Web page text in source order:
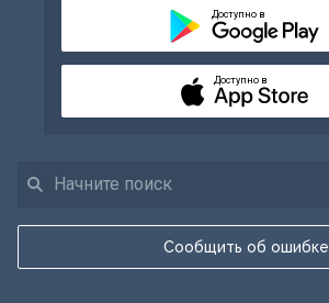
Сообщить об ошибке
Доступно в
Доступно в